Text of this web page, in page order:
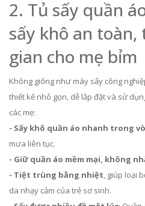
2. Tủ sấy quần
sấy khô an
gian cho mẹ bỉm
Không giống như máy sấy công
thiết kế nhỏ gọn, dễ lắp đặt và sử
các mẹ:
- Sấy khô quần áo nhanh trong
mưa liên tục.
- Giữ quần áo mềm mại, không
- Tiệt trùng bằng nhiệt, giúp loại
da nhạy cảm của trẻ sơ sinh.